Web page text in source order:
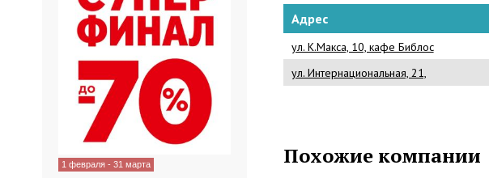
Адрес
ул. К.Макса, 10, кафе Библос
ул. Интернациональная, 21,
Похожие компании
1 февраля - 31 марта